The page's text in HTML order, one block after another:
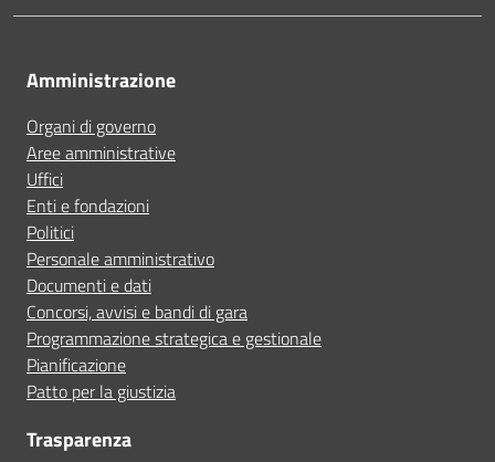
Amministrazione
Organi di governo
Aree amministrative
Uffici
Enti e fondazioni
Politici
Personale amministrativo
Documenti e dati
Concorsi, avvisi e bandi di gara
Programmazione strategica e gestionale
Pianificazione
Patto per la giustizia
Trasparenza